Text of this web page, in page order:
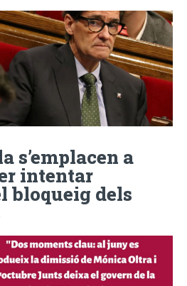
s’emplacen a
intentar
bloqueig dels